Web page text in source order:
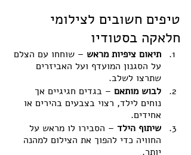
טיפים חשובים לצילומי
חלאקה בסטודיו
תיאום ציפיות מראש – שוחחו עם הצלם
על הסגנון המועדף ועל האביזרים
שתרצו לשלב.
לבוש מותאם – בגדים חגיגיים אך
נוחים לילד, רצוי בצבעים בהירים או
אחידים.
שיתוף הילד – הסבירו לו מראש על
החוויה כדי להפוך את הצילום למהנה
יותר.